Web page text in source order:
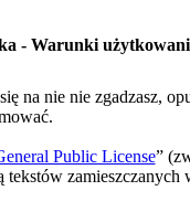
- Warunki
na nie nie zgadzasz,
Public License”